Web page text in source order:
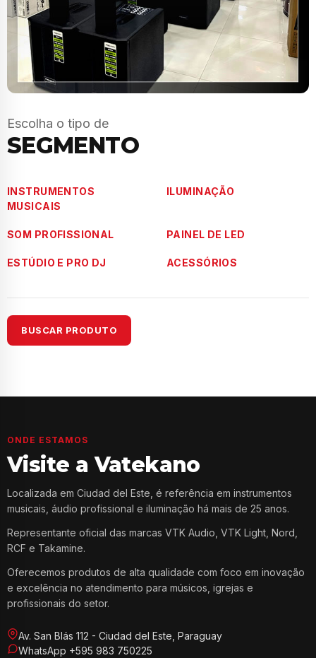
Escolha o tipo de
SEGMENTO
INSTRUMENTOS
MUSICAIS
ILUMINAÇÃO
SOM PROFISSIONAL PAINEL DE LED
ESTÚDIO E PRO DJ ACESSÓRIOS
BUSCAR PRODUTO
ONDE ESTAMOS
Visite a Vatekano
Localizada em Ciudad del Este, é referência em instrumentos
musicais, áudio profissional e iluminação há mais de 25 anos.
Representante oficial das marcas VTK Audio, VTK Light, Nord,
RCF e Takamine.
Oferecemos produtos de alta qualidade com foco em inovação
e excelência no atendimento para músicos, igrejas e
profissionais do setor.
Av. San Blás 112 - Ciudad del Este, Paraguay
WhatsApp +595 983 750225